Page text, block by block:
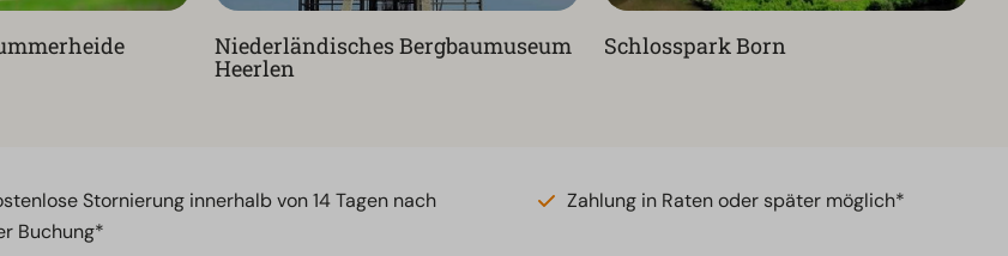
Niederländisches Bergbaumuseum
Heerlen
Schlosspark Born
Stornierung innerhalb von 14 Tagen nach
Buchung*
Zahlung in Raten oder später möglich*